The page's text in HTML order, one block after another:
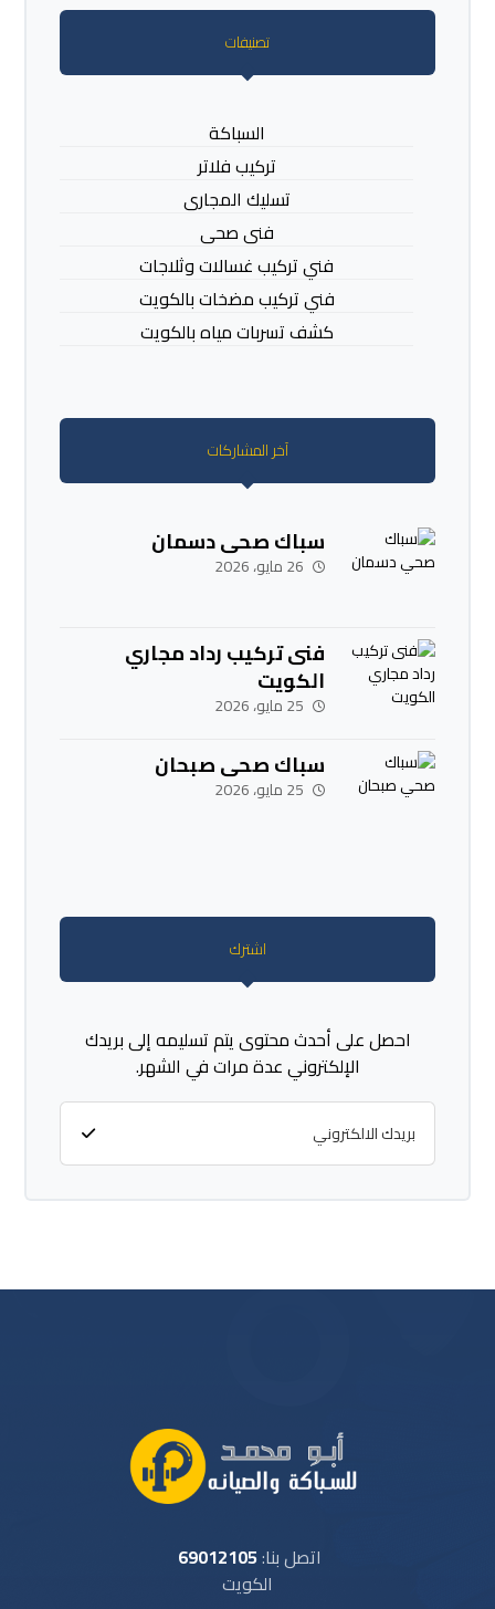
تصنيفات
السباكة
تركيب فلاتر
تسليك المجارى
فنى صحى
فني تركيب غسالات وثلاجات
فني تركيب مضخات بالكويت
كشف تسربات مياه بالكويت
آخر المشاركات
سباك صحي دسمان
26 مايو، 2026
فنى تركيب رداد مجاري
الكويت
25 مايو، 2026
سباك صحي صبحان
25 مايو، 2026
اشترك
احصل على أحدث محتوى يتم تسليمه إلى بريدك
الإلكتروني عدة مرات في الشهر.
اتصل بنا:69012105
الكويت